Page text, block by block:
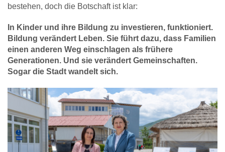
bestehen, doch die Botschaft ist klar:
In Kinder und ihre Bildung zu investieren, funktioniert.
Bildung verändert Leben. Sie führt dazu, dass Familien
einen anderen Weg einschlagen als frühere
Generationen. Und sie verändert Gemeinschaften.
Sogar die Stadt wandelt sich.